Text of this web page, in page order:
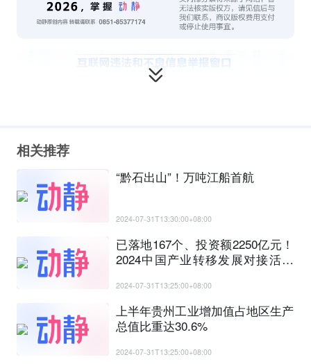
相关推荐
“黔石出山”！万吨江船首航
2024-07-31T13:30:00+08:00
已落地167个、投资额2250亿元！
2024中国产业转移发展对接活动
2024-07-31T13:25:00+08:00
上半年贵州工业增加值占地区生产
总值比重达30.6%
2024-07-31T13:25:00+08:00